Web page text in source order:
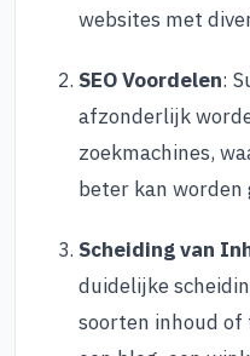
websites met
SEO Voordelen:
afzonderlijk
zoekmachines,
beter kan worden
Scheiding van
duidelijke
soorten inhoud